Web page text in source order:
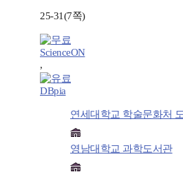
25-31(7쪽)
ScienceON
,
DBpia
연세대학교 학술문화처
영남대학교 과학도서관